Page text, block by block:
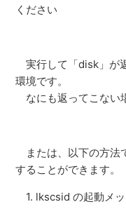
ください
実行して「disk」が
環境です。
なにも返ってこない
または、以下の方法
することができます。
1. lkscsid の起動メ